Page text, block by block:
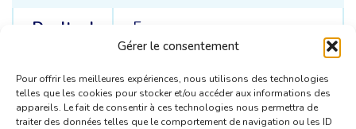
Gérer le consentement
Pour offrir les meilleures expériences, nous utilisons des technologies
telles que les cookies pour stocker et/ou accéder aux informations des
appareils. Le fait de consentir à ces technologies nous permettra de
traiter des données telles que le comportement de navigation ou les ID
Doeltaal
Frans